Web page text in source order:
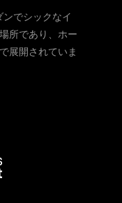
でシックなイ
所であり、ホー
展開されていま